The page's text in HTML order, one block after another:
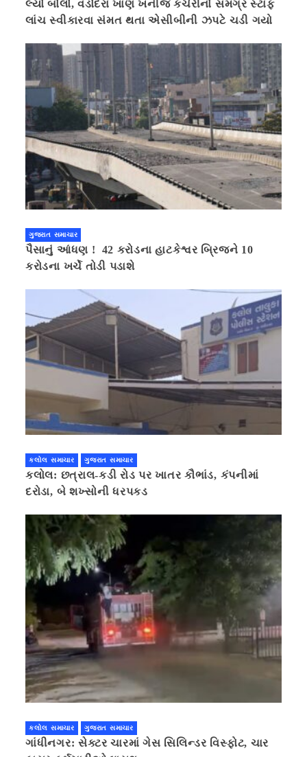
લ્યો બોલો, વડોદરા ખાણ ખનીજ કચેરીનો સમગ્ર સ્ટાફ
લાંચ સ્વીકારવા સંમત થતા એસીબીની ઝપટે ચડી ગયો
ગુજરાત સમાચાર
પૈસાનું આંધણ ! 42 કરોડના હાટકેશ્વર બ્રિજને 10
કરોડના ખર્ચે તોડી પડાશે
કલોલ સમાચાર ગુજરાત સમાચાર
કલોલ: છત્રાલ-કડી રોડ પર ખાતર કૌભાંડ, કંપનીમાં
દરોડા, બે શખ્સોની ધરપકડ
કલોલ સમાચાર ગુજરાત સમાચાર
ગાંધીનગર: સેક્ટર ચારમાં ગેસ સિલિન્ડર વિસ્ફોટ, ચાર